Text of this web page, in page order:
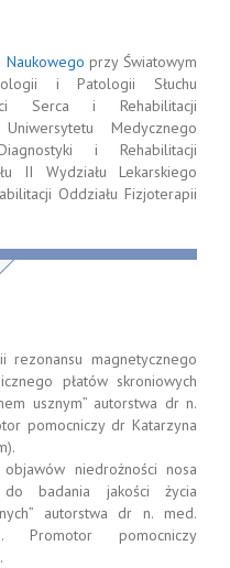
Naukowego przy Światowym
i Patologii Słuchu
Serca i Rehabilitacji
Medycznego
i Rehabilitacji
II Wydziału Lekarskiego
Oddziału Fizjoterapii
rezonansu magnetycznego
płatów skroniowych
usznym” autorstwa dr n.
pomocniczy dr Katarzyna
niedrożności nosa
badania jakości życia
autorstwa dr n. med.
Promotor pomocniczy